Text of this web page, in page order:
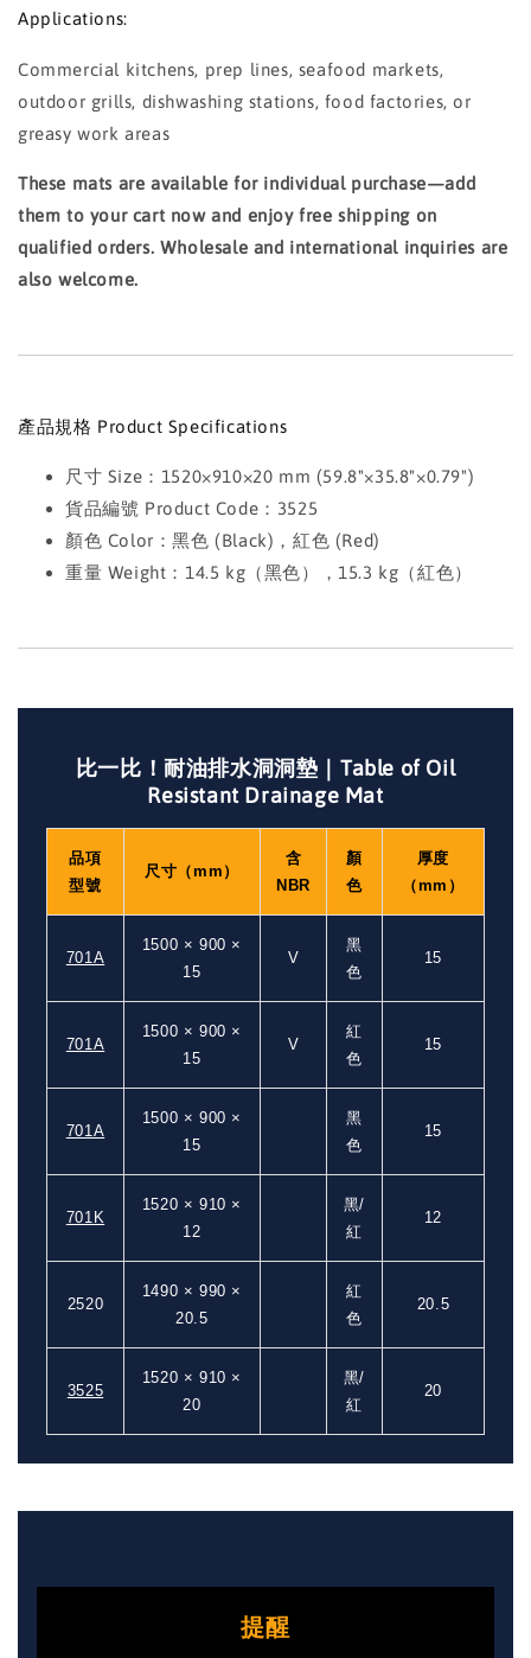
Applications:
Commercial kitchens, prep lines, seafood markets,
outdoor grills, dishwashing stations, food factories, or
greasy work areas
These mats are available for individual purchase—add
them to your cart now and enjoy free shipping on
qualified orders. Wholesale and international inquiries are
also welcome.
產品規格 Product Specifications
尺寸 Size：1520×910×20 mm (59.8"×35.8"×0.79")
貨品編號 Product Code：3525
顏色 Color：黑色 (Black)，紅色 (Red)
重量 Weight：14.5 kg（黑色），15.3 kg（紅色）
比一比！耐油排水洞洞墊｜Table of Oil
Resistant Drainage Mat
品項
型號
尺寸（mm）
含
NBR
顏
色
厚度
（mm）
701A
1500 × 900 ×
15
V
黑
色
15
701A
1500 × 900 ×
15
V
紅
色
15
701A
1500 × 900 ×
15
黑
色
15
701K
1520 × 910 ×
12
黑/
紅
12
2520
1490 × 990 ×
20.5
紅
色
20.5
3525
1520 × 910 ×
20
黑/
紅
20
提醒